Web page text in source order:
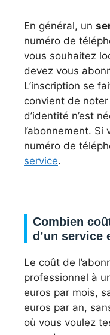
En général, un
numéro de
vous souhaitez
devez vous
L’inscription se
convient de noter
d’identité n’est
l’abonnement.
numéro de
service.
Combien
d’un service
Le coût de
professionnel à
euros par mois,
euros par an,
où vous voulez